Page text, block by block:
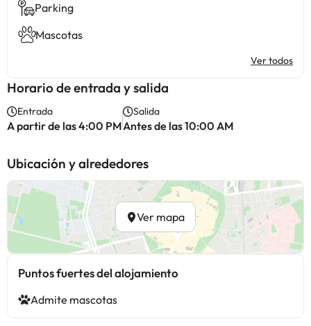
Parking
Mascotas
Ver todos
Horario de entrada y salida
Entrada
A partir de las 4:00 PM
Salida
Antes de las 10:00 AM
Ubicación y alrededores
Ver mapa
Puntos fuertes del alojamiento
Admite mascotas